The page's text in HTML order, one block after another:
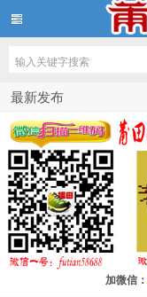
鞋图库网
最新发布
加微信：